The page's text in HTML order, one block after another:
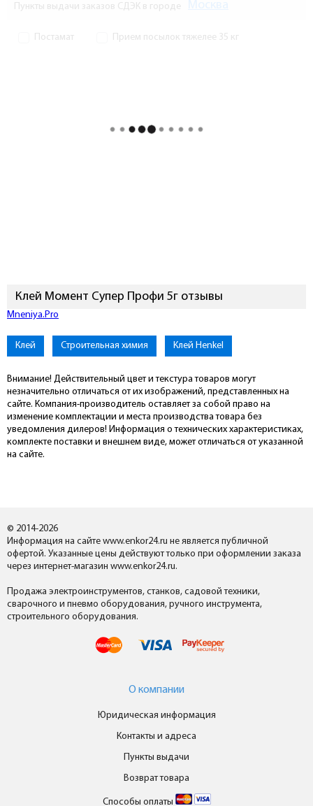
Пункты выдачи заказов СДЭК в городе
Постамат Прием посылок тяжелее 35 кг
Клей Момент Супер Профи 5г отзывы
Подключиться к Mneniya.Pro
Клей Строительная химия Клей Henkel
Внимание! Действительный цвет и текстура товаров могут
незначительно отличаться от их изображений, представленных на
сайте. Компания-производитель оставляет за собой право на
изменение комплектации и места производства товара без
уведомления дилеров! Информация о технических характеристиках,
комплекте поставки и внешнем виде, может отличаться от указанной
на сайте.
© 2014-2026
Информация на сайте www.enkor24.ru не является публичной
офертой. Указанные цены действуют только при оформлении заказа
через интернет-магазин www.enkor24.ru.
Продажа электроинструментов, станков, садовой техники,
сварочного и пневмо оборудования, ручного инструмента,
строительного оборудования.
О компании
Юридическая информация
Контакты и адреса
Пункты выдачи
Возврат товара
Способы оплаты